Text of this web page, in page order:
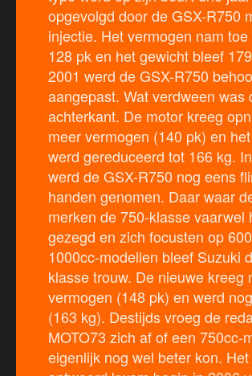
opgevolgd door de GSX-R750
injectie. Het vermogen nam toe
128 pk en het gewicht bleef
2001 werd de GSX-R750
aangepast. Wat verdween was
achterkant. De motor kreeg
meer vermogen (140 pk) en
werd gereduceerd tot 166 kg.
werd de GSX-R750 nog eens
handen genomen. Daar waar
merken de 750-klasse vaarwel
gezegd en zich focusten op
1000cc-modellen bleef Suzuki
klasse trouw. De nieuwe kreeg
vermogen (148 pk) en werd
(163 kg). Destijds vroeg de
MOTO73 zich af of een 750cc-
eigenlijk nog wel beter kon. Het